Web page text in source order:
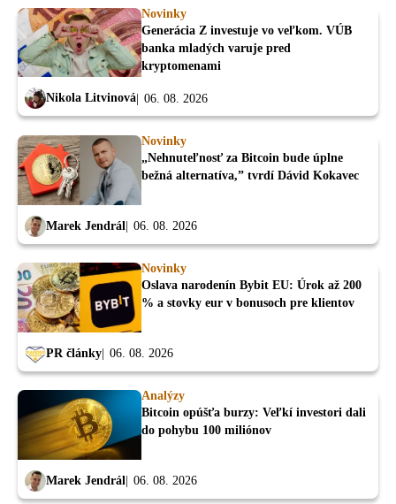
Novinky
Generácia Z investuje vo veľkom. VÚB
banka mladých varuje pred
kryptomenami
Nikola Litvinová 06. 08. 2026
Novinky
„Nehnuteľnosť za Bitcoin bude úplne
bežná alternatíva,” tvrdí Dávid Kokavec
Marek Jendrál 06. 08. 2026
Novinky
Oslava narodenín Bybit EU: Úrok až 200
% a stovky eur v bonusoch pre klientov
PR články 06. 08. 2026
Analýzy
Bitcoin opúšťa burzy: Veľkí investori dali
do pohybu 100 miliónov
Marek Jendrál 06. 08. 2026